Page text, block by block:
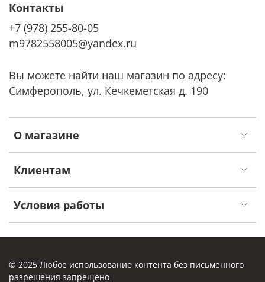
О магазине
Клиентам
Условия работы
Контакты
+7 (978) 255-80-05
m9782558005@yandex.ru
Вы можете найти наш магазин по адресу:
Симферополь, ул. Кечкеметская д. 190
© 2025 Любое использование контента без письменного
разрешения запрещено